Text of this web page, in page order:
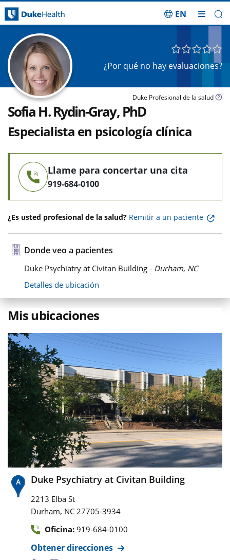
EN
¿Por qué no hay evaluaciones?
Duke Profesional de la salud
Sofia H. Rydin-Gray, PhD
Especialista en psicología clínica
Llame para concertar una cita
919-684-0100
¿Es usted profesional de la salud? Remitir a un paciente
Donde veo a pacientes
Duke Psychiatry at Civitan Building - Durham, NC
Detalles de ubicación
Mis ubicaciones
Duke Psychiatry at Civitan Building
2213 Elba St
Durham, NC 27705-3934
Oficina: 919-684-0100
Obtener direcciones